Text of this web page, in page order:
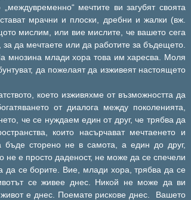
мечтите ви загубят своята
мрачни и плоски, дребни и жалки (вж.
мислим, или вие мислите, че вашето сега
да мечтаете или да работите за бъдещето.
мнозина млади хора това им харесва. Моля
да пожелаят да изживеят настоящето
което изживяхме от възможността да
от диалога между поколенията,
че се нуждаем един от друг, че трябва да
които насърчават мечтаенето и
бъде сторено не в самота, а един до друг,
не е просто даденост, не може да се спечели
да се борите. Вие, млади хора, трябва да се
се живее днес. Никой не може да ви
е днес. Поемате рискове днес. Вашето